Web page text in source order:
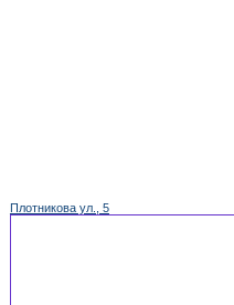
Плотникова ул., 5